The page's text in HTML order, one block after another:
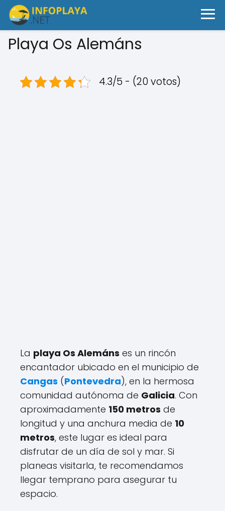
Playa Os Alemáns
4.3/5 - (20 votos)
La playa Os Alemáns es un rincón
encantador ubicado en el municipio de
Cangas (Pontevedra), en la hermosa
comunidad autónoma de Galicia. Con
aproximadamente 150 metros de
longitud y una anchura media de 10
metros, este lugar es ideal para
disfrutar de un día de sol y mar. Si
planeas visitarla, te recomendamos
llegar temprano para asegurar tu
espacio.